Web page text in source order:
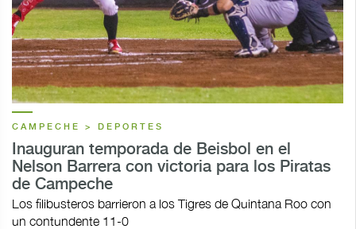
CAMPECHE > DEPORTES
Inauguran temporada de Beisbol en el
Nelson Barrera con victoria para los Piratas
de Campeche
Los filibusteros barrieron a los Tigres de Quintana Roo con
un contundente 11-0